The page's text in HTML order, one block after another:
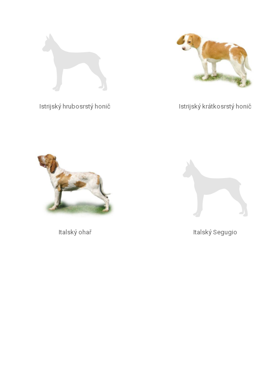
Istrijský hrubosrstý honič Istrijský krátkosrstý honič
Italský ohař Italský Segugio